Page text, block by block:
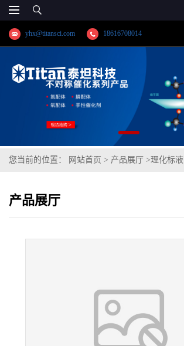
yhx@titansci.com 18616708014
您当前的位置： 网站首页 > 产品展厅 >理化标液
产品展厅